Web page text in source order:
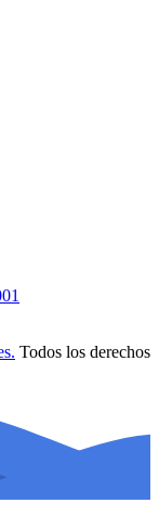
Todos los derechos